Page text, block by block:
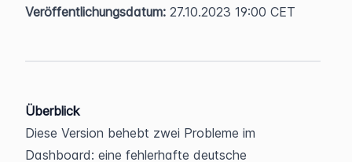
Veröffentlichungsdatum: 27.10.2023 19:00 CET
Überblick
Diese Version behebt zwei Probleme im
Dashboard: eine fehlerhafte deutsche